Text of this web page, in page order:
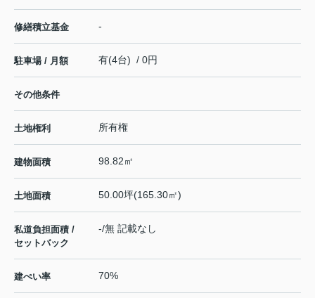
修繕積立基金 -
駐車場 / 月額 有(4台) / 0円
その他条件
土地権利 所有権
建物面積 98.82㎡
土地面積 50.00坪(165.30㎡)
私道負担面積 /
セットバック
-/無 記載なし
建ぺい率 70%